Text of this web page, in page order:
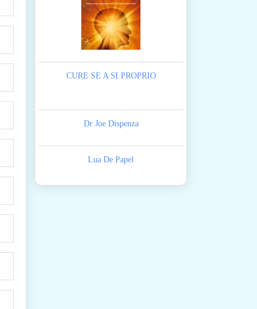
CURE SE A SI PROPRIO
Dr Joe Dispenza
Lua De Papel